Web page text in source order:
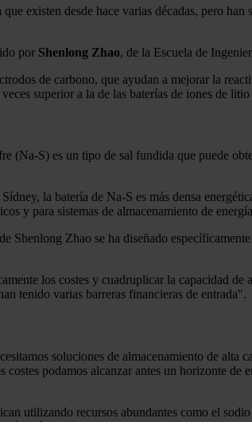
existen desde hace varias décadas, pero
por Shenlong Zhao, de la Escuela de
de carbono, que ayudan a mejorar la
superior a la de las baterías de iones de
(Na-S) es un tipo de sal fundida que puede
la batería de Na-S es más densa
y para sistemas de almacenamiento de
Shenlong Zhao se ha diseñado
los costes y cuadruplicar la capacidad
tenido varias barreras financieras de entrada".
soluciones de almacenamiento de
podamos alcanzar antes un horizonte
utilizando recursos abundantes como el